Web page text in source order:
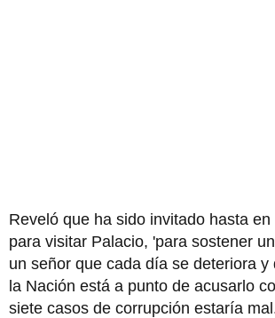
Reveló que ha sido invitado hasta
para visitar Palacio, 'para sostener
un señor que cada día se deteriora y
la Nación está a punto de acusarlo
siete casos de corrupción estaría